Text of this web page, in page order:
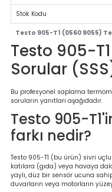
Testo 905-T1 (0560 9055)
Stok Kodu
Testo 905-
Sorular
Bu profesyonel saplama
soruların yanıtları aşağıdadır.
Testo 905-
farkı nedir?
Testo 905-T1 (bu ürün) sivri
katılara (gıda) veya havaya
yaylı, düz bir sensör ucuna
duvarların veya motorların